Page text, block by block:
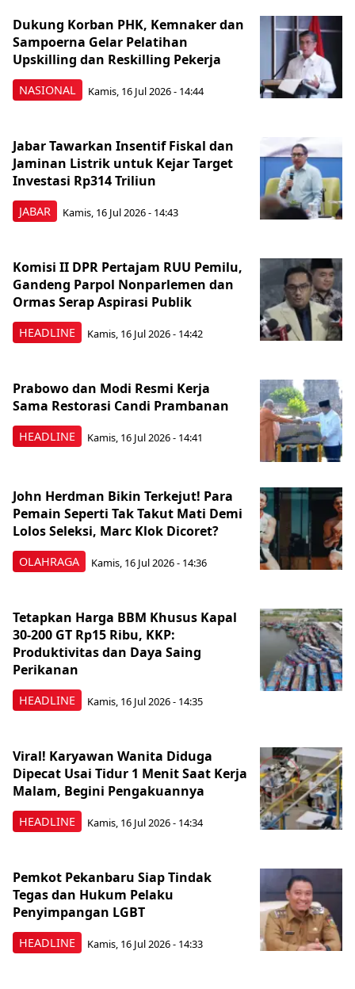
NASIONAL
Dukung Korban PHK, Kemnaker dan
Sampoerna Gelar Pelatihan
Upskilling dan Reskilling Pekerja
Kamis, 16 Jul 2026 - 14:44
JABAR
Jabar Tawarkan Insentif Fiskal dan
Jaminan Listrik untuk Kejar Target
Investasi Rp314 Triliun
Kamis, 16 Jul 2026 - 14:43
HEADLINE
Komisi II DPR Pertajam RUU Pemilu,
Gandeng Parpol Nonparlemen dan
Ormas Serap Aspirasi Publik
Kamis, 16 Jul 2026 - 14:42
HEADLINE
Prabowo dan Modi Resmi Kerja
Sama Restorasi Candi Prambanan
Kamis, 16 Jul 2026 - 14:41
OLAHRAGA
John Herdman Bikin Terkejut! Para
Pemain Seperti Tak Takut Mati Demi
Lolos Seleksi, Marc Klok Dicoret?
Kamis, 16 Jul 2026 - 14:36
HEADLINE
Tetapkan Harga BBM Khusus Kapal
30-200 GT Rp15 Ribu, KKP:
Produktivitas dan Daya Saing
Perikanan
Kamis, 16 Jul 2026 - 14:35
HEADLINE
Viral! Karyawan Wanita Diduga
Dipecat Usai Tidur 1 Menit Saat Kerja
Malam, Begini Pengakuannya
Kamis, 16 Jul 2026 - 14:34
HEADLINE
Pemkot Pekanbaru Siap Tindak
Tegas dan Hukum Pelaku
Penyimpangan LGBT
Kamis, 16 Jul 2026 - 14:33